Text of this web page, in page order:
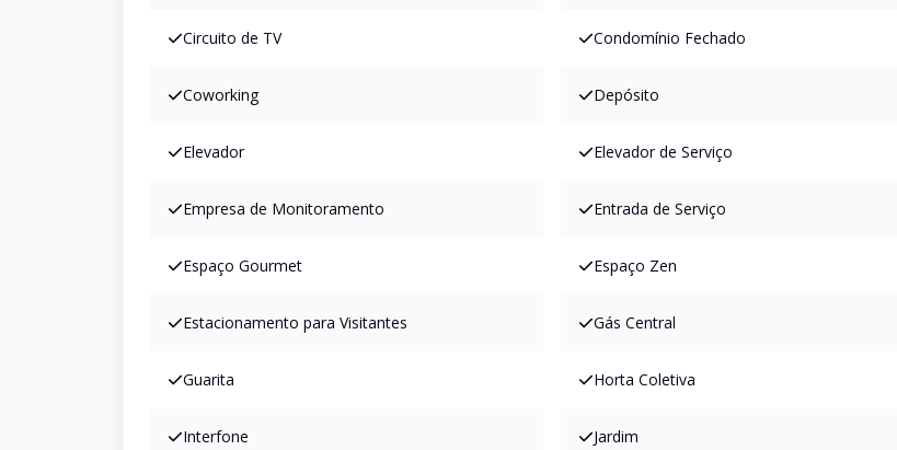
Circuito de TV Condomínio Fechado
Coworking Depósito
Elevador Elevador de Serviço
Empresa de Monitoramento Entrada de Serviço
Espaço Gourmet Espaço Zen
Estacionamento para Visitantes Gás Central
Guarita Horta Coletiva
Interfone Jardim